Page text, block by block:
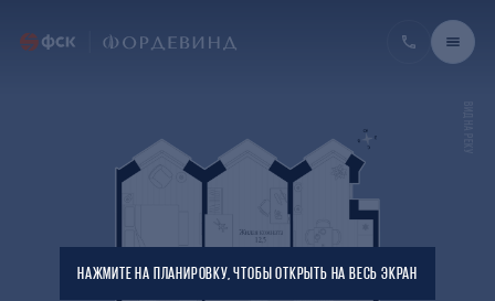
НАЖМИТЕ НА ПЛАНИРОВКУ, ЧТОБЫ ОТКРЫТЬ НА ВЕСЬ ЭКРАН